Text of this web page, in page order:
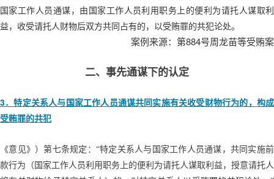
国家工作人员通谋，由国家工作人员利用职务上的便利为请托人谋取利
益，收受请托人财物后双方共同占有的，以受贿罪的共犯论处。
案例来源：第884号周龙苗等受贿案
二、事先通谋下的认定
3．特定关系人与国家工作人员通谋共同实施有关收受财物行为的，构成
受贿罪的共犯
《意见》）第七条规定：“特定关系人与国家工作人员通谋，共同实施前
款行为（国家工作人员利用职务上的便利为请托人谋取利益，授意请托人